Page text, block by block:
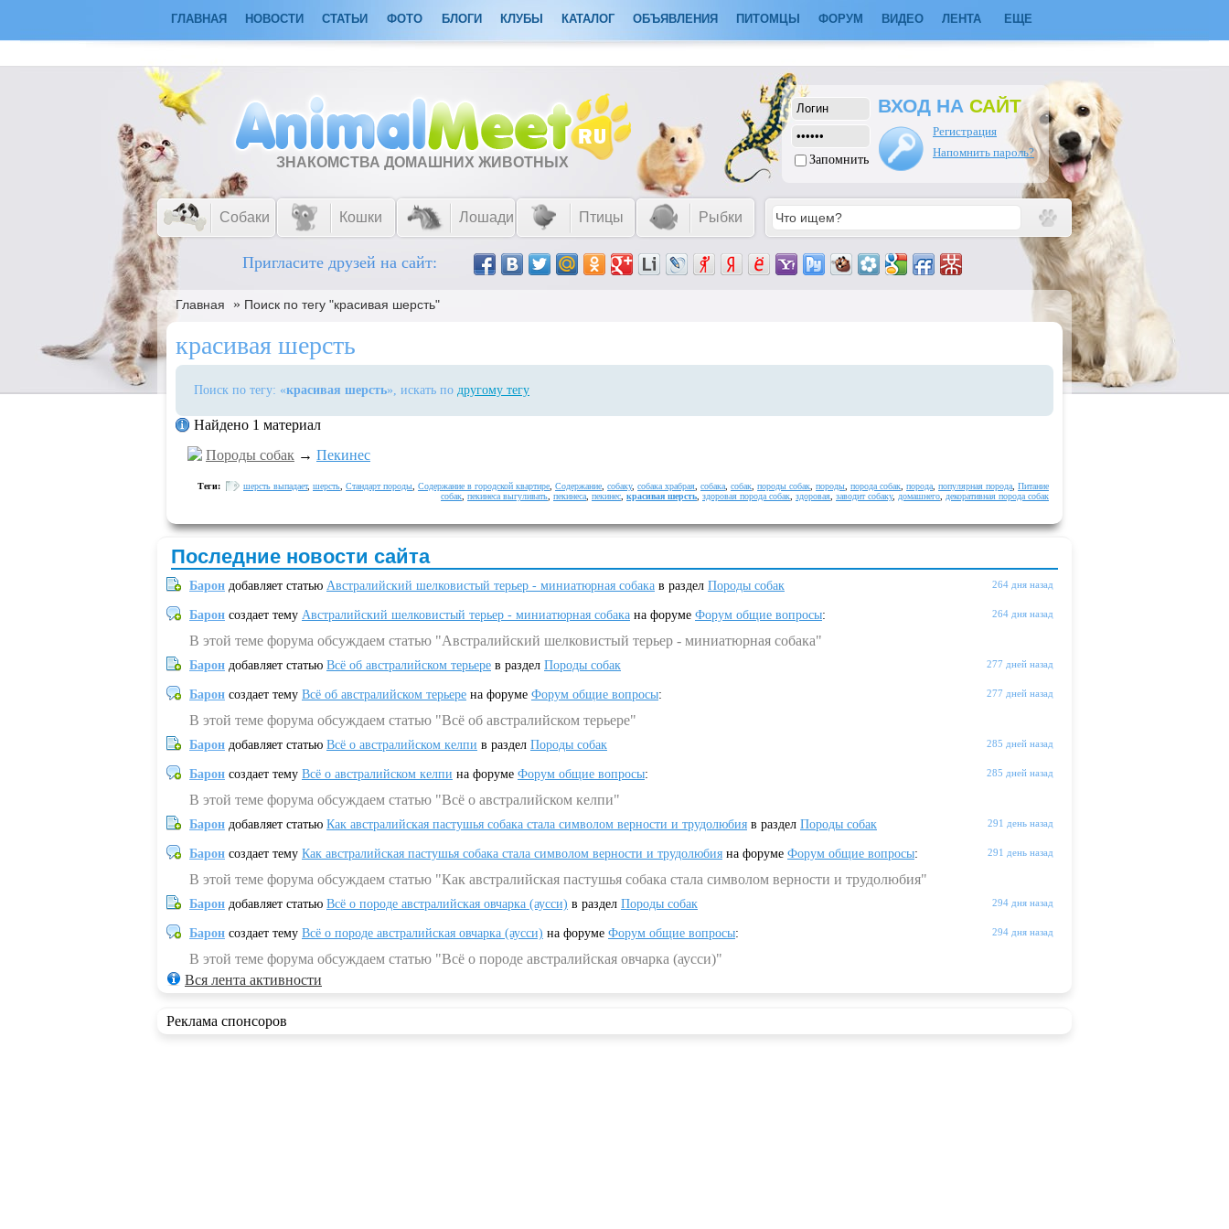
ГЛАВНАЯ НОВОСТИ СТАТЬИ ФОТО БЛОГИ КЛУБЫ КАТАЛОГ ОБЪЯВЛЕНИЯ ПИТОМЦЫ ФОРУМ ВИДЕО ЛЕНТА ЕЩЕ
ЗНАКОМСТВА ДОМАШНИХ ЖИВОТНЫХ Запомнить
ВХОД НА САЙТ
Регистрация
Напомнить пароль?
Собаки Кошки Лошади Птицы Рыбки
Пригласите друзей на сайт:
Главная » Поиск по тегу "красивая шерсть"
красивая шерсть
Поиск по тегу: «красивая шерсть», искать по другому тегу
Найдено 1 материал
Породы собак → Пекинес
Теги: шерсть выпадает, шерсть Стандарт породы Содержание в городской квартире Содержание собаку, собака храбрая собака собак породы собак породы порода собак порода популярная порода Питание
собак пекинеса выгуливать пекинеса пекинес красивая шерсть здоровая порода собак здоровая заводит собаку, домашнего декоративная порода собак
Последние новости сайта
264 дня назад
Барон добавляет статью Австралийский шелковистый терьер - миниатюрная собака в раздел Породы собак
264 дня назад
Барон создает тему Австралийский шелковистый терьер - миниатюрная собака на форуме Форум общие вопросы:
В этой теме форума обсуждаем статью "Австралийский шелковистый терьер - миниатюрная собака"
277 дней назад
Барон добавляет статью Всё об австралийском терьере в раздел Породы собак
277 дней назад
Барон создает тему Всё об австралийском терьере на форуме Форум общие вопросы:
В этой теме форума обсуждаем статью "Всё об австралийском терьере"
285 дней назад
Барон добавляет статью Всё о австралийском келпи в раздел Породы собак
285 дней назад
Барон создает тему Всё о австралийском келпи на форуме Форум общие вопросы:
В этой теме форума обсуждаем статью "Всё о австралийском келпи"
291 день назад
Барон добавляет статью Как австралийская пастушья собака стала символом верности и трудолюбия в раздел Породы собак
291 день назад
Барон создает тему Как австралийская пастушья собака стала символом верности и трудолюбия на форуме Форум общие вопросы:
В этой теме форума обсуждаем статью "Как австралийская пастушья собака стала символом верности и трудолюбия"
294 дня назад
Барон добавляет статью Всё о породе австралийская овчарка (аусси) в раздел Породы собак
294 дня назад
Барон создает тему Всё о породе австралийская овчарка (аусси) на форуме Форум общие вопросы:
В этой теме форума обсуждаем статью "Всё о породе австралийская овчарка (аусси)"
Вся лента активности
Реклама спонсоров